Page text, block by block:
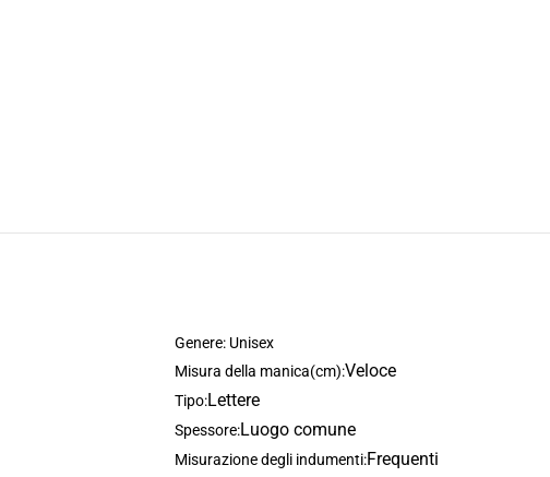
Genere: Unisex
Misura della manica(cm):Veloce
Tipo:Lettere
Spessore:Luogo comune
Misurazione degli indumenti:Frequenti